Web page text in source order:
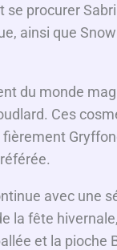
procurer
ainsi que
du monde
Ces
avec une
la fête
et la